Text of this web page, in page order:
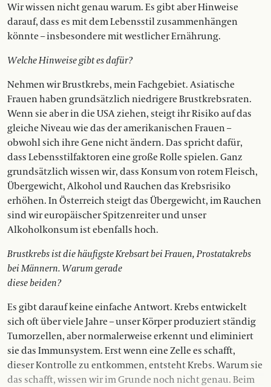
Wir wissen nicht genau warum. Es gibt aber Hinweise
darauf, dass es mit dem Lebensstil zusammenhängen
könnte – insbesondere mit westlicher Ernährung.
Welche Hinweise gibt es dafür?
Nehmen wir Brustkrebs, mein Fachgebiet. Asiatische
Frauen haben grundsätzlich niedrigere Brustkrebsraten.
Wenn sie aber in die USA ziehen, steigt ihr Risiko auf das
gleiche Niveau wie das der amerikanischen Frauen –
obwohl sich ihre Gene nicht ändern. Das spricht dafür,
dass Lebensstilfaktoren eine große Rolle spielen. Ganz
grundsätzlich wissen wir, dass Konsum von rotem Fleisch,
Übergewicht, Alkohol und Rauchen das Krebsrisiko
erhöhen. In Österreich steigt das Übergewicht, im Rauchen
sind wir europäischer Spitzenreiter und unser
Alkoholkonsum ist ebenfalls hoch.
Brustkrebs ist die häufigste Krebsart bei Frauen, Prostata­krebs
bei Männern. Warum gerade
diese beiden?
Es gibt darauf keine einfache Antwort. Krebs entwickelt
sich oft über viele Jahre – unser Körper produziert ständig
Tumorzellen, aber normalerweise erkennt und eliminiert
sie das Immunsystem. Erst wenn eine Zelle es schafft,
dieser Kontrolle zu entkommen, entsteht Krebs. Warum sie
das schafft, wissen wir im Grunde noch nicht genau. Beim